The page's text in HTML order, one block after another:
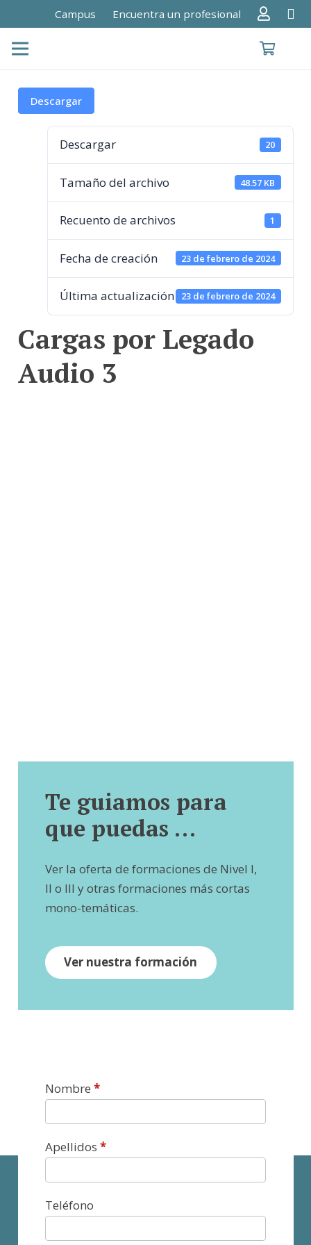
Campus Encuentra un profesional
Descargar
Descargar 20
Tamaño del archivo 48.57 KB
Recuento de archivos 1
Fecha de creación 23 de febrero de 2024
Última actualización 23 de febrero de 2024
Cargas por Legado
Audio 3
Te guiamos para
que puedas …
Ver la oferta de formaciones de Nivel I,
II o III y otras formaciones más cortas
mono-temáticas.
Ver nuestra formación
Contacto
Nombre*
Apellidos*
Teléfono